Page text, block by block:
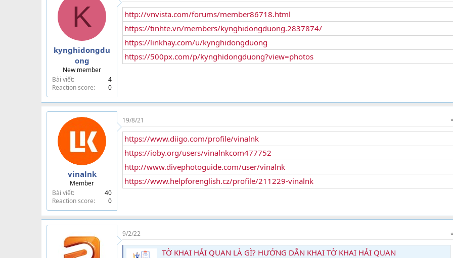
K
kynghidongdu
ong
New member
Bài viết
4
Reaction score
0
http://vnvista.com/forums/member86718.html
https://tinhte.vn/members/kynghidongduong.2837874/
https://linkhay.com/u/kynghidongduong
https://500px.com/p/kynghidongduong?view=photos
vinalnk
Member
Bài viết
40
Reaction score
0
19/8/21
https://www.diigo.com/profile/vinalnk
https://ioby.org/users/vinalnkcom477752
http://www.divephotoguide.com/user/vinalnk
https://www.helpforenglish.cz/profile/211229-vinalnk
9/2/22
TỜ KHAI HẢI QUAN LÀ GÌ? HƯỚNG DẪN KHAI TỜ KHAI HẢI QUAN